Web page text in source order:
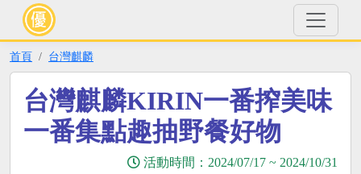
首頁 台灣麒麟
台灣麒麟KIRIN一番搾美味
一番集點趣抽野餐好物
活動時間： 2024/07/17 ~ 2024/10/31